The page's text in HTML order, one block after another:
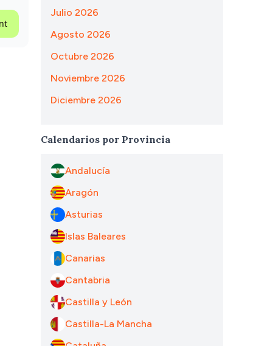
Julio 2026
Agosto 2026
Octubre 2026
Noviembre 2026
Diciembre 2026
Calendarios por Provincia
Andalucía
Aragón
Asturias
Islas Baleares
Canarias
Cantabria
Castilla y León
Castilla-La Mancha